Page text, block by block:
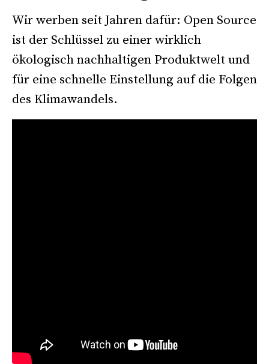
Wir werben seit Jahren dafür: Open Source
ist der Schlüssel zu einer wirklich
ökologisch nachhaltigen Produktwelt und
für eine schnelle Einstellung auf die Folgen
des Klimawandels.